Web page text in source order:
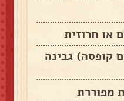
(250 גרם קופסה) גבינה